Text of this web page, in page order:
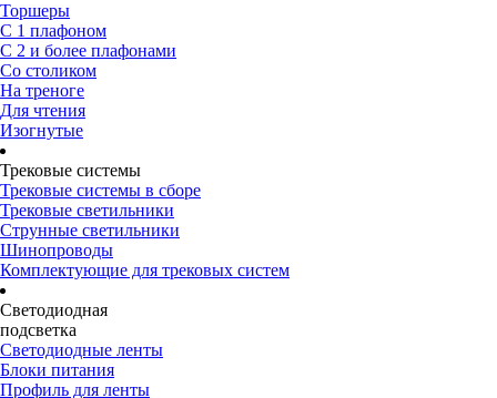
Торшеры
С 1 плафоном
С 2 и более плафонами
Со столиком
На треноге
Для чтения
Изогнутые
Трековые системы
Трековые системы в сборе
Трековые светильники
Струнные светильники
Шинопроводы
Комплектующие для трековых систем
Светодиодная
подсветка
Светодиодные ленты
Блоки питания
Профиль для ленты